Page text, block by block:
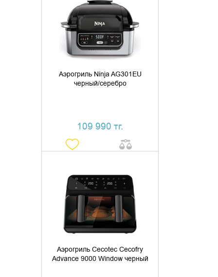
Аэрогриль Ninja AG301EU
черный/серебро
109 990 тг.
ДОБАВИТЬ В КОРЗИНУ
КУПИТЬ В 1 КЛИК
Аэрогриль Cecotec Cecofry
Advance 9000 Window черный
ДОБАВИТЬ В КОРЗИНУ
КУПИТЬ В 1 КЛИК